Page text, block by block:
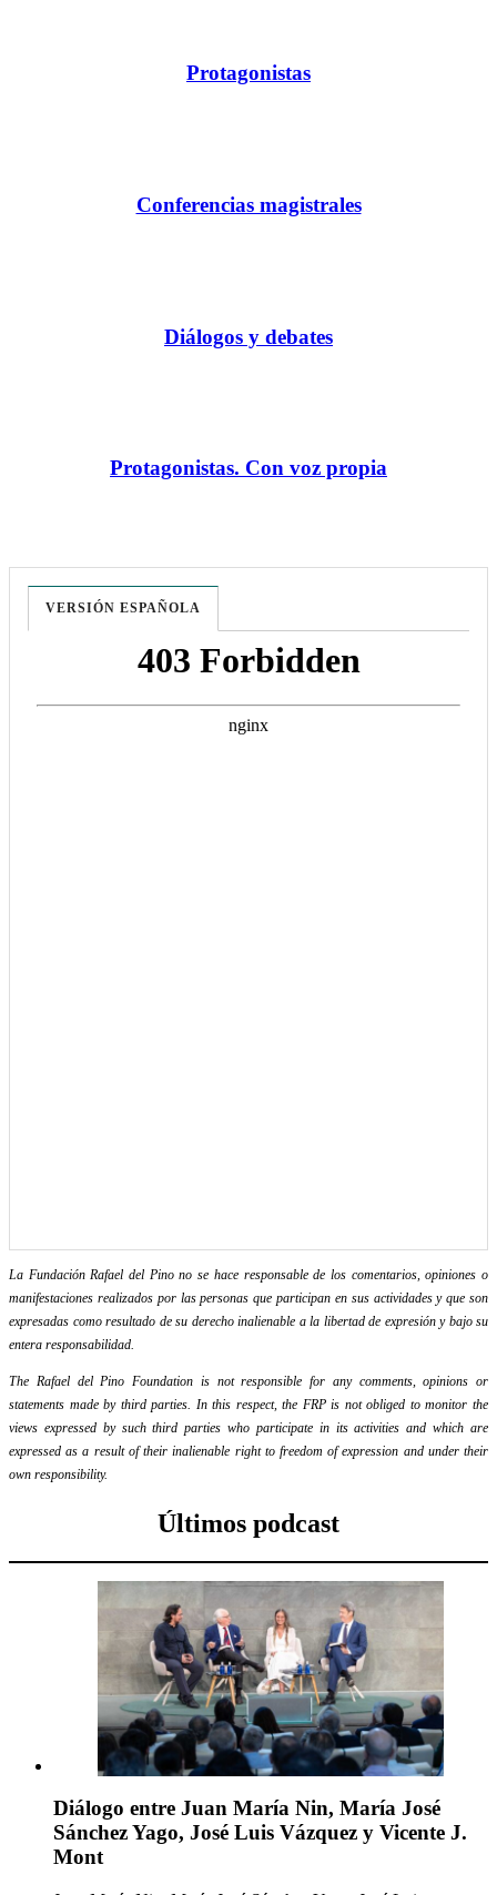
Protagonistas
Conferencias magistrales
Diálogos y debates
Protagonistas. Con voz propia
VERSIÓN ESPAÑOLA
La Fundación Rafael del Pino no se hace responsable de los comentarios, opiniones o
manifestaciones realizados por las personas que participan en sus actividades y que son
expresadas como resultado de su derecho inalienable a la libertad de expresión y bajo su
entera responsabilidad.
The Rafael del Pino Foundation is not responsible for any comments, opinions or
statements made by third parties. In this respect, the FRP is not obliged to monitor the
views expressed by such third parties who participate in its activities and which are
expressed as a result of their inalienable right to freedom of expression and under their
own responsibility.
Últimos podcast
Diálogo entre Juan María Nin, María José
Sánchez Yago, José Luis Vázquez y Vicente J.
Mont